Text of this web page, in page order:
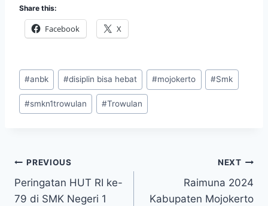
Share this:
Facebook X
Post
Tags:
#anbk #disiplin bisa hebat #mojokerto #Smk
#smkn1trowulan #Trowulan
Post
navigation
PREVIOUS
Peringatan HUT RI ke-
79 di SMK Negeri 1
NEXT
Raimuna 2024
Kabupaten Mojokerto